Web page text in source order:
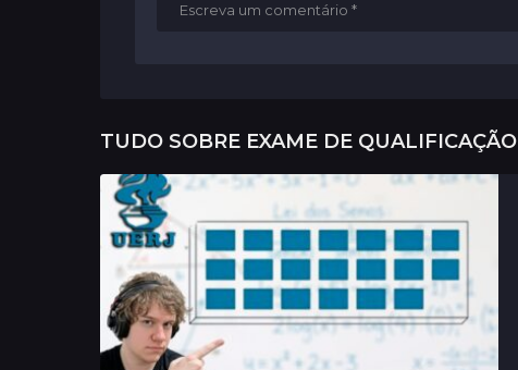
TUDO SOBRE EXAME DE QUALIFICAÇÃO